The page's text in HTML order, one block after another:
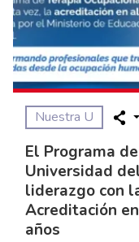
Nuestra U
El Programa
Universidad
liderazgo con
Acreditación
años